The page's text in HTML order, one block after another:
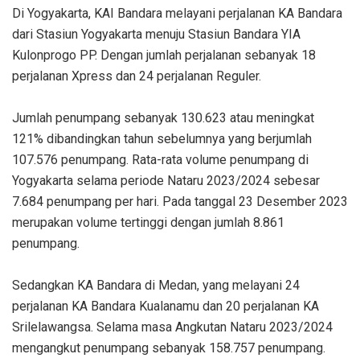
Di Yogyakarta, KAI Bandara melayani perjalanan KA Bandara
dari Stasiun Yogyakarta menuju Stasiun Bandara YIA
Kulonprogo PP. Dengan jumlah perjalanan sebanyak 18
perjalanan Xpress dan 24 perjalanan Reguler.
Jumlah penumpang sebanyak 130.623 atau meningkat
121% dibandingkan tahun sebelumnya yang berjumlah
107.576 penumpang. Rata-rata volume penumpang di
Yogyakarta selama periode Nataru 2023/2024 sebesar
7.684 penumpang per hari. Pada tanggal 23 Desember 2023
merupakan volume tertinggi dengan jumlah 8.861
penumpang.
Sedangkan KA Bandara di Medan, yang melayani 24
perjalanan KA Bandara Kualanamu dan 20 perjalanan KA
Srilelawangsa. Selama masa Angkutan Nataru 2023/2024
mengangkut penumpang sebanyak 158.757 penumpang.